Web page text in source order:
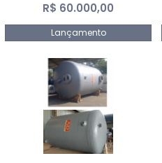
R$ 60.000,00
Lançamento